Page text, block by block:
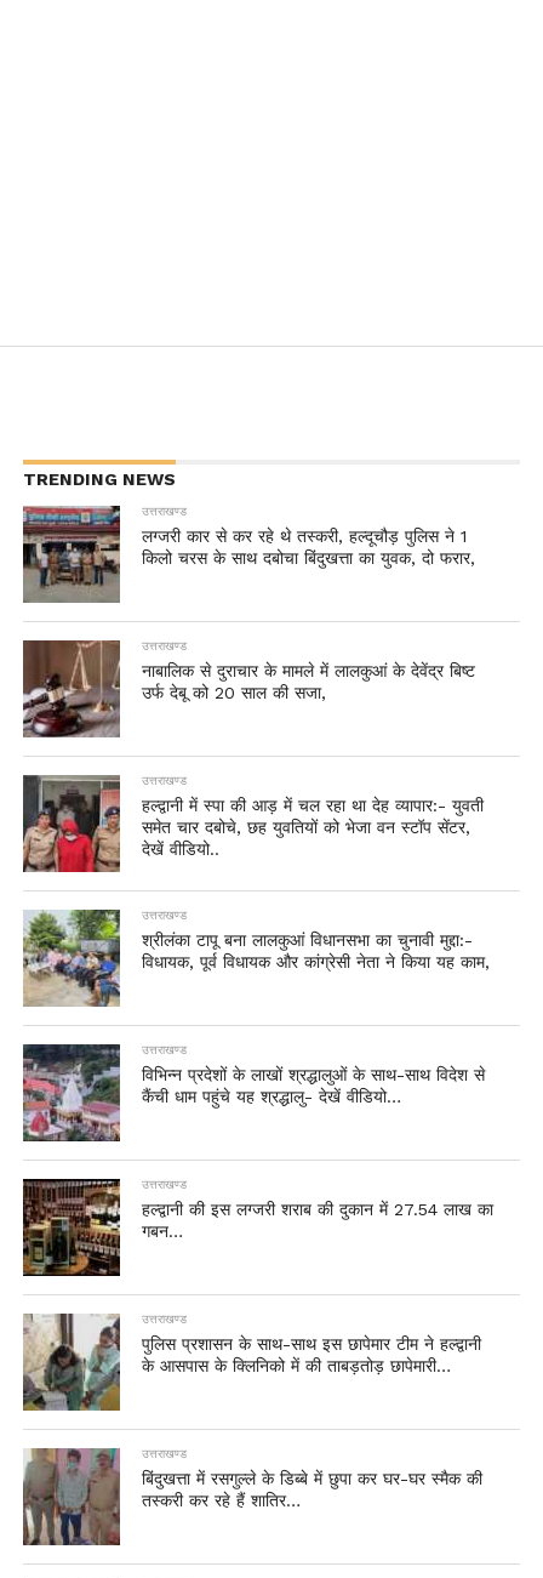
TRENDING NEWS
उत्तराखण्ड
लग्जरी कार से कर रहे थे तस्करी, हल्दूचौड़ पुलिस ने 1
किलो चरस के साथ दबोचा बिंदुखत्ता का युवक, दो फरार,
उत्तराखण्ड
नाबालिक से दुराचार के मामले में लालकुआं के देवेंद्र बिष्ट
उर्फ देबू को 20 साल की सजा,
उत्तराखण्ड
हल्द्वानी में स्पा की आड़ में चल रहा था देह व्यापार:- युवती
समेत चार दबोचे, छह युवतियों को भेजा वन स्टॉप सेंटर,
देखें वीडियो..
उत्तराखण्ड
श्रीलंका टापू बना लालकुआं विधानसभा का चुनावी मुद्दा:-
विधायक, पूर्व विधायक और कांग्रेसी नेता ने किया यह काम,
उत्तराखण्ड
विभिन्न प्रदेशों के लाखों श्रद्धालुओं के साथ-साथ विदेश से
कैंची धाम पहुंचे यह श्रद्धालु- देखें वीडियो…
उत्तराखण्ड
हल्द्वानी की इस लग्जरी शराब की दुकान में 27.54 लाख का
गबन…
उत्तराखण्ड
पुलिस प्रशासन के साथ-साथ इस छापेमार टीम ने हल्द्वानी
के आसपास के क्लिनिको में की ताबड़तोड़ छापेमारी…
उत्तराखण्ड
बिंदुखत्ता में रसगुल्ले के डिब्बे में छुपा कर घर-घर स्मैक की
तस्करी कर रहे हैं शातिर…